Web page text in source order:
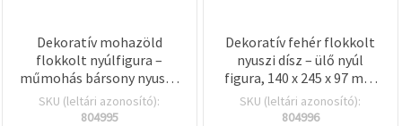
Dekoratív mohazöld
flokkolt nyúlfigura –
műmohás bársony nyuszi,
ülő kivitel, 140 × 245 × 97
mm, tavaszi/húsvéti
SKU (leltári azonosító):
804995
Dekoratív fehér flokkolt
nyuszi dísz – ülő nyúl
figura, 140 x 245 x 97 mm
– 1 db
SKU (leltári azonosító):
804996